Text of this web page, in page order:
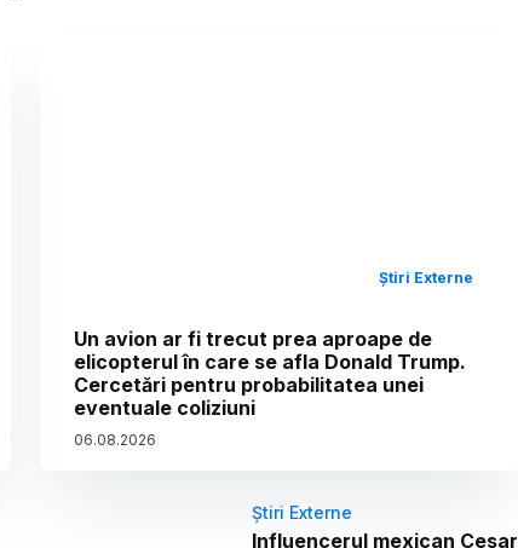
Știri Externe
Un avion ar fi trecut prea aproape de
elicopterul în care se afla Donald Trump.
Cercetări pentru probabilitatea unei
eventuale coliziuni
06.08.2026
Știri Externe
Influencerul mexican Cesar